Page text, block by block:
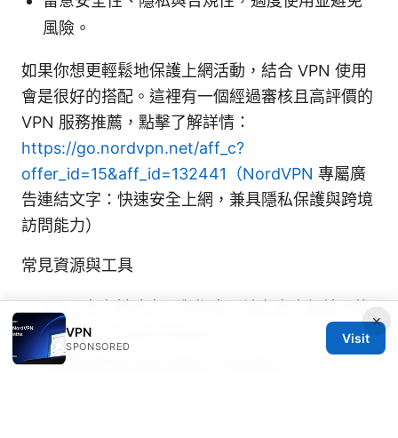
風險。
如果你想更輕鬆地保護上網活動，結合 VPN 使用
會是很好的搭配。這裡有一個經過審核且高評價的
VPN 服務推薦，點擊了解詳情：
https://go.nordvpn.net/aff_c?
offer_id=15&aff_id=132441（NordVPN 專屬廣
告連結文字：快速安全上網，兼具隱私保護與跨境
訪問能力）
常見資源與工具
5sim 官方幫助中心與指南（請在官方網站內找
尋最近的步驟與政策更新）
使用虛擬號的最佳實踐文章與教程
×
VPN
SPONSORED
Visit